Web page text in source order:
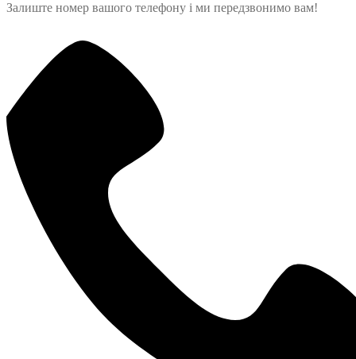
Залиште номер вашого телефону і ми передзвонимо вам!